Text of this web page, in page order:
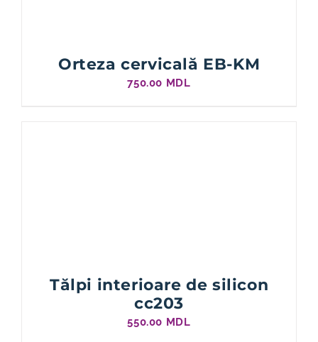
Orteza cervicală EB-KM
750.00 MDL
Tălpi interioare de silicon
cc203
550.00 MDL